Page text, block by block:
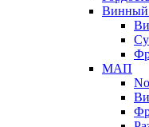
Винный
МАП